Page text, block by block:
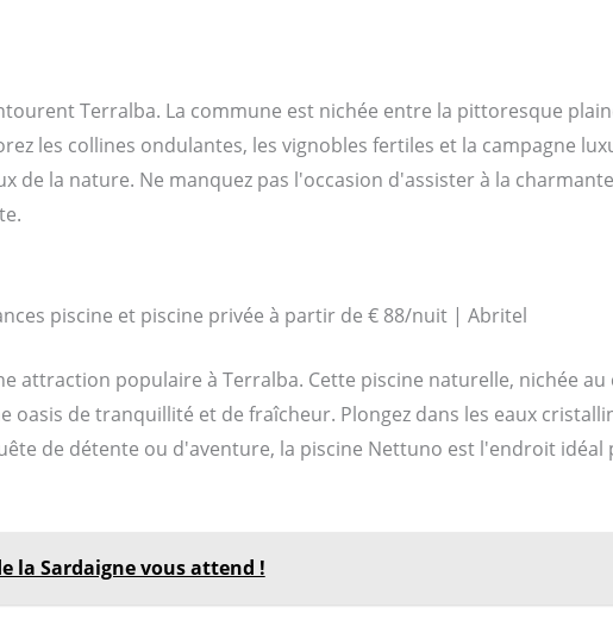
Terralba. La commune est nichée entre la pittoresque
les collines ondulantes, les vignobles fertiles et la campagne
de la nature. Ne manquez pas l'occasion d'assister à la
attraction populaire à Terralba. Cette piscine naturelle, nichée
oasis de tranquillité et de fraîcheur. Plongez dans les eaux
de détente ou d'aventure, la piscine Nettuno est l'endroit idéal
la Sardaigne vous attend !